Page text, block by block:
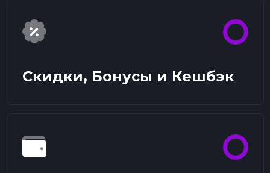
Скидки, Бонусы и Кешбэк